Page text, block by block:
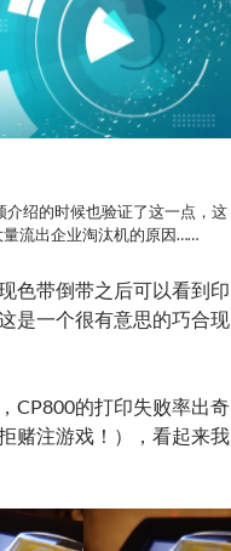
绍的时候也验证了这一点，这
量流出企业淘汰机的原因……
色带倒带之后可以看到印
是一个很有意思的巧合现
CP800的打印失败率出奇
赌注游戏！），看起来我